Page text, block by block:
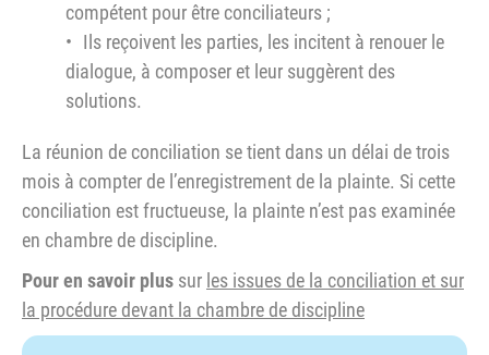
compétent pour être conciliateurs ;
Ils reçoivent les parties, les incitent à renouer le
dialogue, à composer et leur suggèrent des
solutions.
La réunion de conciliation se tient dans un délai de trois
mois à compter de l’enregistrement de la plainte. Si cette
conciliation est fructueuse, la plainte n’est pas examinée
en chambre de discipline.
Pour en savoir plus sur les issues de la conciliation et sur
la procédure devant la chambre de discipline